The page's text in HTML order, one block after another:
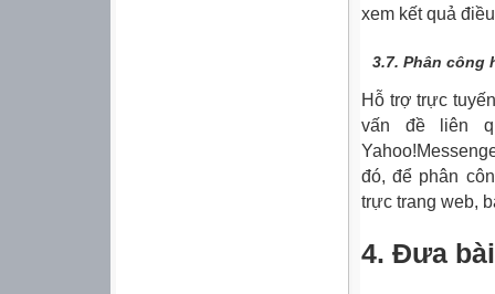
xem kết quả
3.7. Phân công
Hỗ trợ trực
vấn đề liên
đó, để phân
trực trang web,
4. Đưa